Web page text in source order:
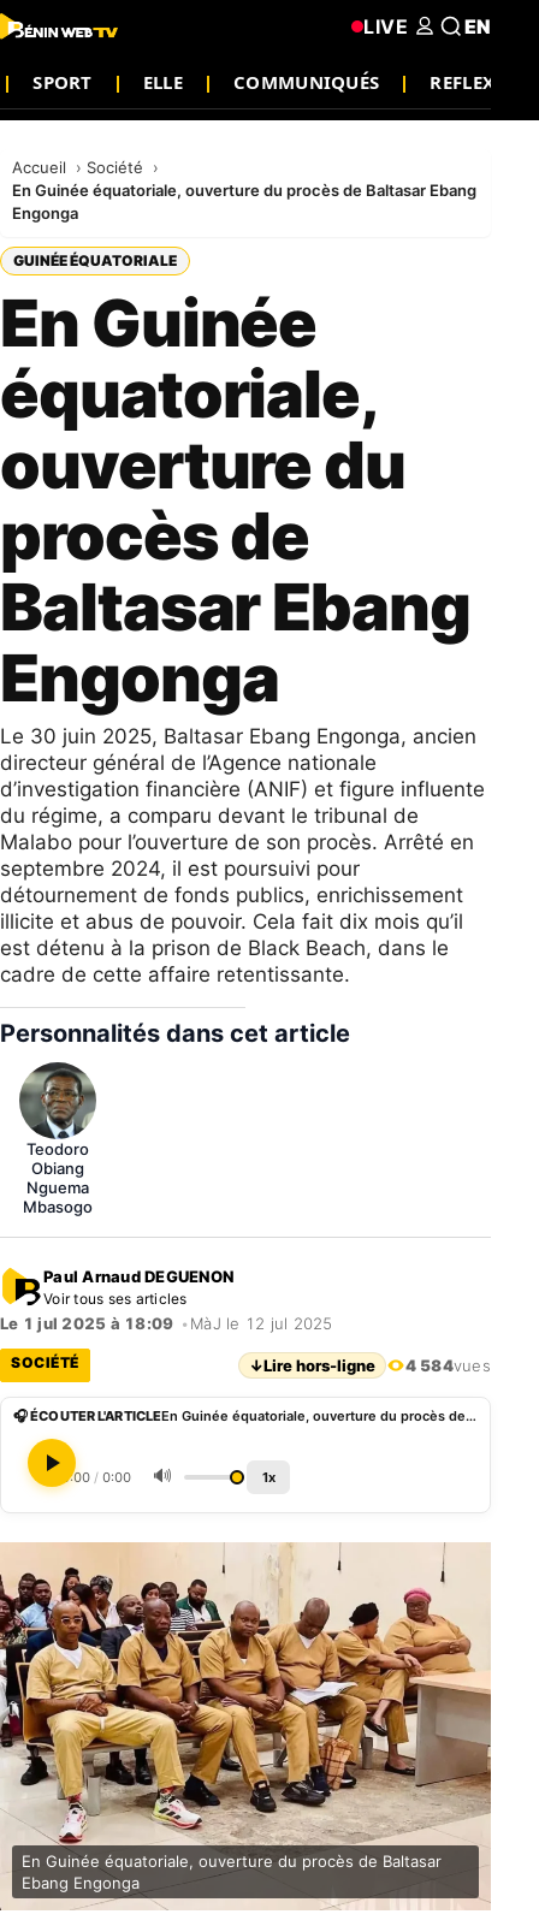
SPORT ELLE COMMUNIQUÉS REFLEXION
LIVE EN
Accueil
Société
En Guinée équatoriale, ouverture du procès de Baltasar Ebang
Engonga
GUINÉE ÉQUATORIALE
En Guinée
équatoriale,
ouverture du
procès de
Baltasar Ebang
Engonga
Le 30 juin 2025, Baltasar Ebang Engonga, ancien
directeur général de l’Agence nationale
d’investigation financière (ANIF) et figure influente
du régime, a comparu devant le tribunal de
Malabo pour l’ouverture de son procès. Arrêté en
septembre 2024, il est poursuivi pour
détournement de fonds publics, enrichissement
illicite et abus de pouvoir. Cela fait dix mois qu’il
est détenu à la prison de Black Beach, dans le
cadre de cette affaire retentissante.
Personnalités dans cet article
Teodoro
Obiang
Nguema
Mbasogo
Paul Arnaud DEGUENON
Voir tous ses articles
Le 1 jul 2025 à 18:09 • MàJ le 12 jul 2025
SOCIÉTÉ ↓Lire hors-ligne 4 584vues
🎧 ÉCOUTER L'ARTICLE En Guinée équatoriale, ouverture du procès de Baltasar Ebang Engonga
0:00 / 0:00 🔊 1x
En Guinée équatoriale, ouverture du procès de Baltasar
Ebang Engonga